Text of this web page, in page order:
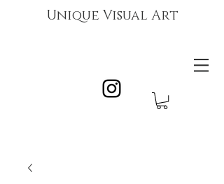
Unique Visual Art